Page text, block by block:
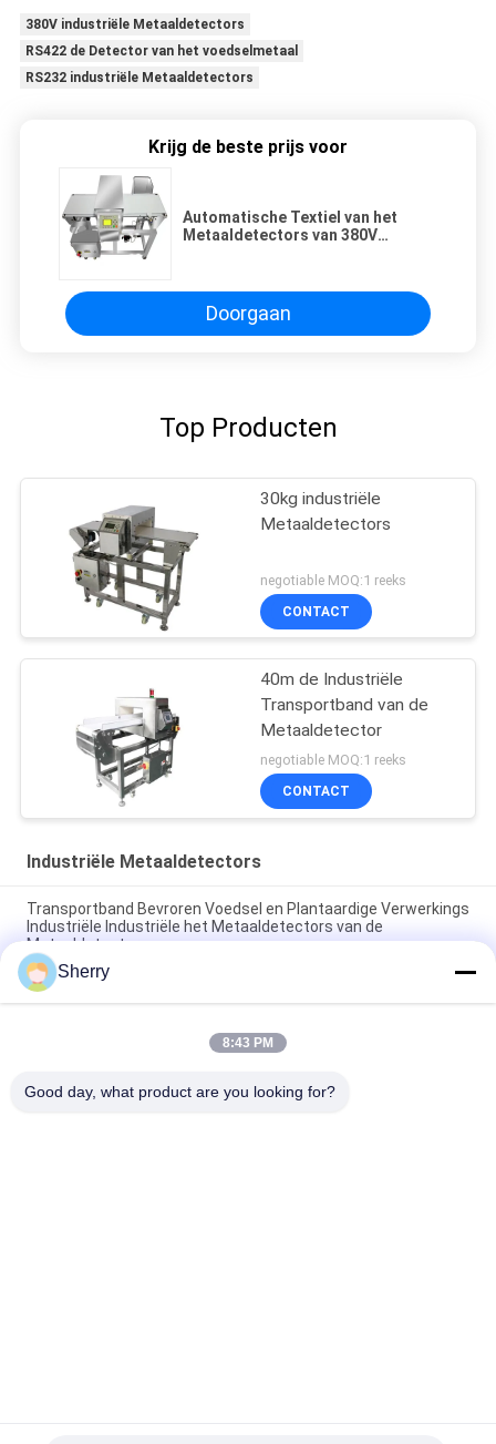
380V industriële Metaaldetectors
RS422 de Detector van het voedselmetaal
RS232 industriële Metaaldetectors
Krijg de beste prijs voor
Automatische Textiel van het
Metaaldetectors van 380V
Doorgaan
Top Producten
30kg industriële
Metaaldetectors
negotiable MOQ:1 reeks
CONTACT
40m de Industriële
Transportband van de
Metaaldetector
negotiable MOQ:1 reeks
CONTACT
Industriële Metaaldetectors
Transportband Bevroren Voedsel en Plantaardige Verwerkings
Industriële Industriële het Metaaldetectors van de
Metaaldetector
Bevroren Industriële het Metaaldetectors van de Voedsel
Plantaardige Verwerking IP54 265VAC
De farmaceutische Transportband van het Metaaldetectors
Sherry
8:43 PM
Good day, what product are you looking for?